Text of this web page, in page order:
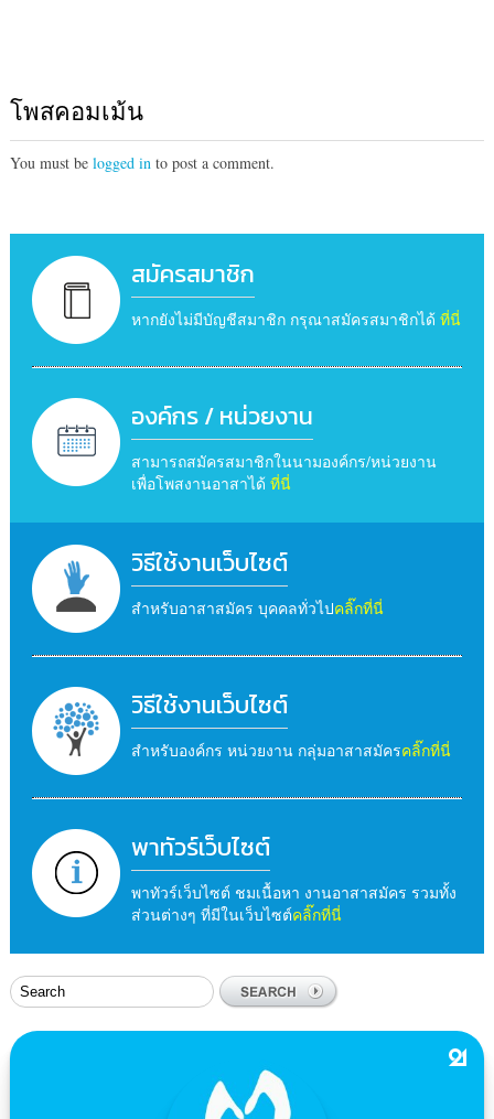
โพสคอมเม้น
You must be logged into post a comment.
สมัครสมาชิก
หากยังไม่มีบัญชีสมาชิก กรุณาสมัครสมาชิกได้ ที่นี่
องค์กร / หน่วยงาน
สามารถสมัครสมาชิกในนามองค์กร/หน่วยงาน
เพื่อโพสงานอาสาได้ ที่นี่
วิธีใช้งานเว็บไซต์
สำหรับอาสาสมัคร บุคคลทั่วไปคลิ๊กที่นี่
วิธีใช้งานเว็บไซต์
สำหรับองค์กร หน่วยงาน กลุ่มอาสาสมัครคลิ๊กที่นี่
พาทัวร์เว็บไซต์
พาทัวร์เว็บไซต์ ชมเนื้อหา งานอาสาสมัคร รวมทั้ง
ส่วนต่างๆ ที่มีในเว็บไซต์คลิ๊กที่นี่